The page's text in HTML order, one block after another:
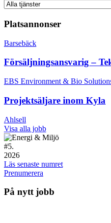
Platsannonser
Barsebäck
Försäljningsansvarig –
EBS Environment & Bio
Projektsäljare inom Kyla
Ahlsell
Visa alla jobb
#5.
2026
Läs senaste numret
Prenumerera
På nytt jobb